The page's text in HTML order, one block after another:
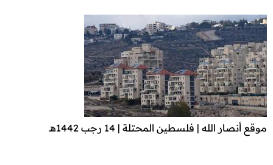
موقع أنصار الله | فلسطين المحتلة | 14 رجب 1442هـ